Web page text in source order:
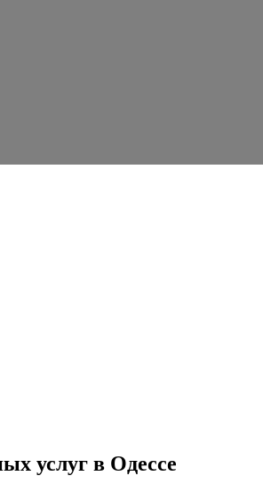
услуг в Одессе